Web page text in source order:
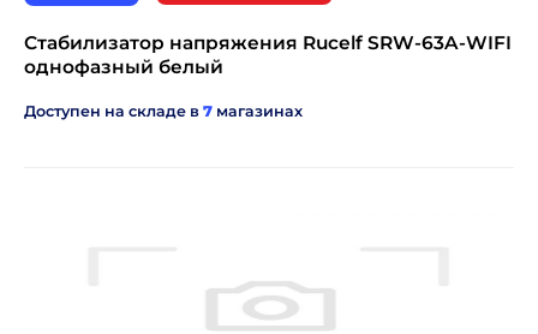
Стабилизатор напряжения Rucelf SRW-63A-WIFI
однофазный белый
Доступен на складе в 7 магазинах